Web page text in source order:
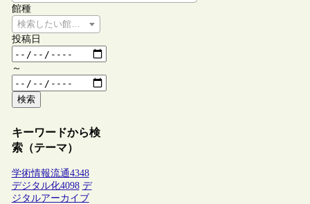
館種
検索したい館種を選択してください
投稿日
～
検索
キーワードから検
索（テーマ）
学術情報流通4348
デジタル化4098 デ
ジタルアーカイブ